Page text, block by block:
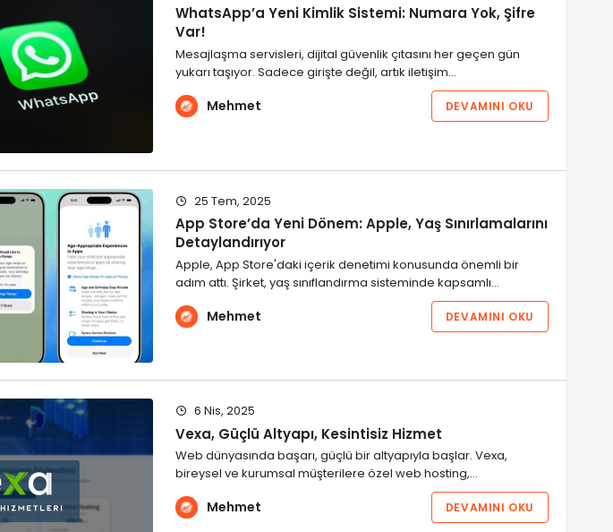
WhatsApp’a Yeni Kimlik Sistemi: Numara Yok, Şifre
Var!
Mesajlaşma servisleri, dijital güvenlik çıtasını her geçen gün
yukarı taşıyor. Sadece girişte değil, artık iletişim…
Mehmet DEVAMINI OKU
25 Tem, 2025
App Store’da Yeni Dönem: Apple, Yaş Sınırlamalarını
Detaylandırıyor
Apple, App Store'daki içerik denetimi konusunda önemli bir
adım attı. Şirket, yaş sınıflandırma sisteminde kapsamlı…
Mehmet DEVAMINI OKU
6 Nis, 2025
Vexa, Güçlü Altyapı, Kesintisiz Hizmet
Web dünyasında başarı, güçlü bir altyapıyla başlar. Vexa,
bireysel ve kurumsal müşterilere özel web hosting,…
Mehmet DEVAMINI OKU